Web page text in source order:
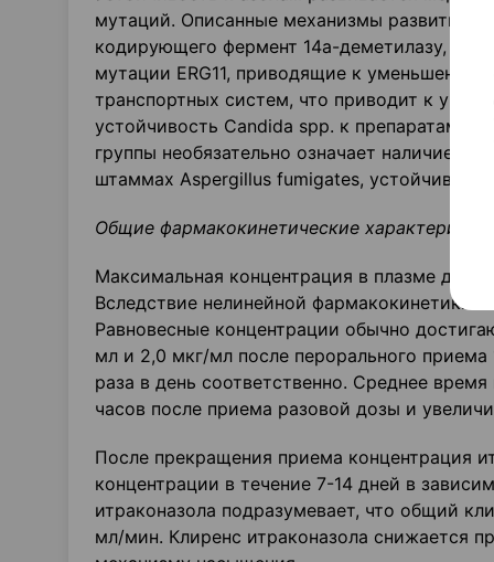
мутаций. Описанные механизмы развития
кодирующего фермент 14а-деметилазу,
мутации ERG11, приводящие к уменьшению
транспортных систем, что приводит к
устойчивость Candida spp. к препаратам
группы необязательно означает наличие
штаммах Aspergillus fumigates, устойчивых к
Общие фармакокинетические
Максимальная концентрация в плазме
Вследствие нелинейной фармакокинетики
Равновесные концентрации обычно
мл и 2,0 мкг/мл после перорального
раза в день соответственно. Среднее
часов после приема разовой дозы и
После прекращения приема концентрация
концентрации в течение 7-14 дней в
итраконазола подразумевает, что общий
мл/мин. Клиренс итраконазола снижается